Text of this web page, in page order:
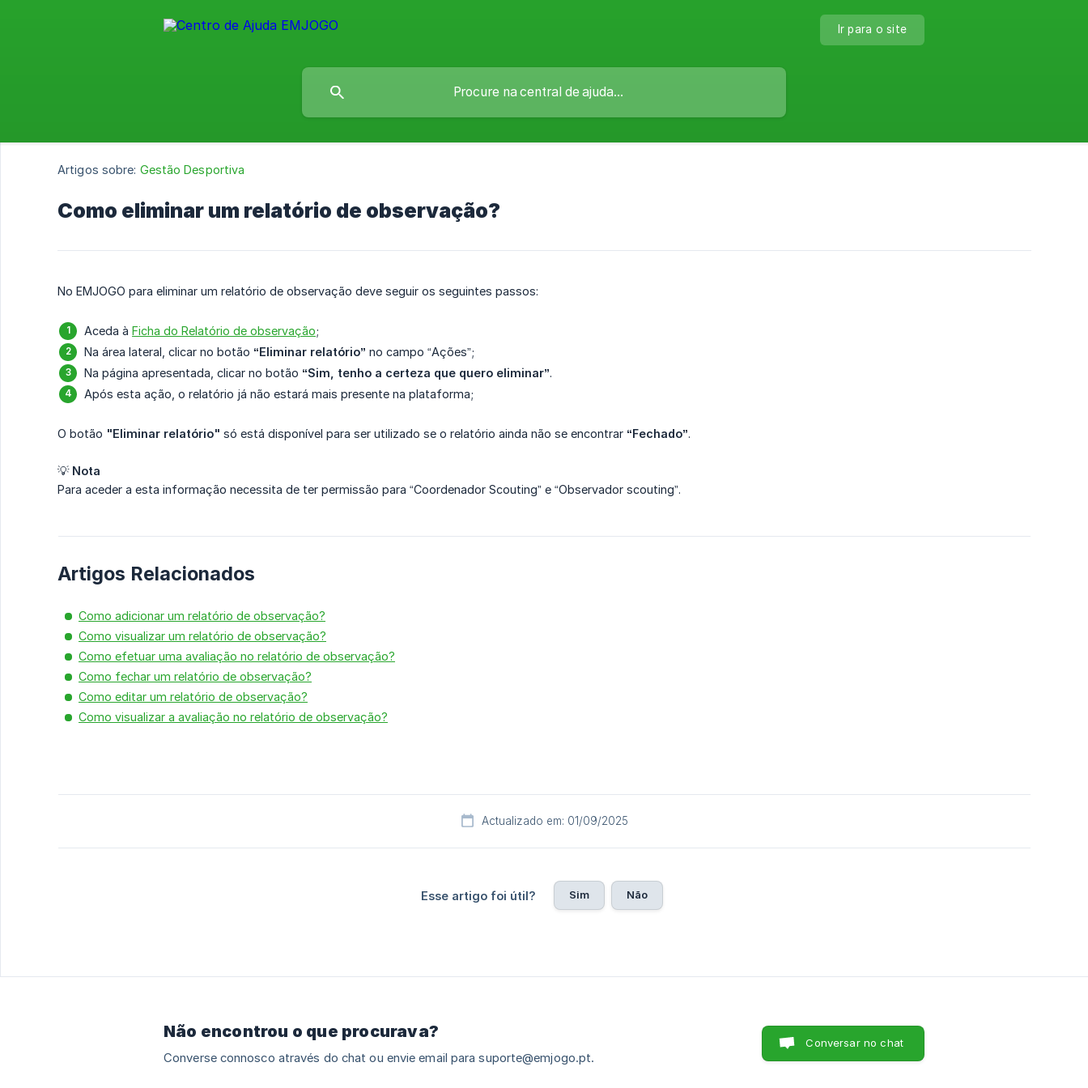
Ir para o site
Artigos sobre: Gestão Desportiva
Como eliminar um relatório de observação?
No EMJOGO para eliminar um relatório de observação deve seguir os seguintes passos:
Aceda à Ficha do Relatório de observação;
Na área lateral, clicar no botão “Eliminar relatório” no campo “Ações”;
Na página apresentada, clicar no botão “Sim, tenho a certeza que quero eliminar”.
Após esta ação, o relatório já não estará mais presente na plataforma;
O botão "Eliminar relatório" só está disponível para ser utilizado se o relatório ainda não se encontrar “Fechado”.
💡 Nota
Para aceder a esta informação necessita de ter permissão para “Coordenador Scouting” e “Observador scouting”.
Artigos Relacionados
Como adicionar um relatório de observação?
Como visualizar um relatório de observação?
Como efetuar uma avaliação no relatório de observação?
Como fechar um relatório de observação?
Como editar um relatório de observação?
Como visualizar a avaliação no relatório de observação?
Actualizado em: 01/09/2025
Esse artigo foi útil? Sim Não
Não encontrou o que procurava?
Converse connosco através do chat ou envie email para suporte@emjogo.pt.
Conversar no chat